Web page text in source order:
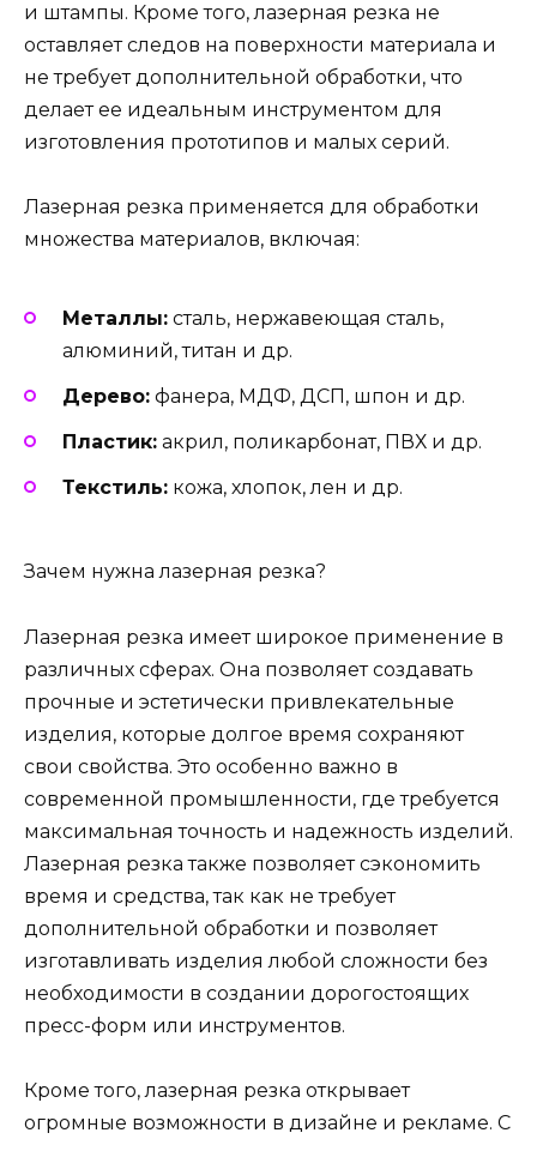
и штампы. Кроме того, лазерная резка не
оставляет следов на поверхности материала и
не требует дополнительной обработки, что
делает ее идеальным инструментом для
изготовления прототипов и малых серий.
Лазерная резка применяется для обработки
множества материалов, включая:
Металлы: сталь, нержавеющая сталь,
алюминий, титан и др.
Дерево: фанера, МДФ, ДСП, шпон и др.
Пластик: акрил, поликарбонат, ПВХ и др.
Текстиль: кожа, хлопок, лен и др.
Зачем нужна лазерная резка?
Лазерная резка имеет широкое применение в
различных сферах. Она позволяет создавать
прочные и эстетически привлекательные
изделия, которые долгое время сохраняют
свои свойства. Это особенно важно в
современной промышленности, где требуется
максимальная точность и надежность изделий.
Лазерная резка также позволяет сэкономить
время и средства, так как не требует
дополнительной обработки и позволяет
изготавливать изделия любой сложности без
необходимости в создании дорогостоящих
пресс-форм или инструментов.
Кроме того, лазерная резка открывает
огромные возможности в дизайне и рекламе. С